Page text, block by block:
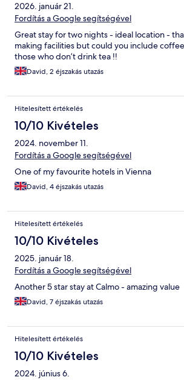
2026. január 21.
Fordítás a Google segítségével
Great stay for two nights - ideal location -
making facilities but could you include
those who don’t drink tea !!
David, 2 éjszakás utazás
Hitelesített értékelés
10/10 Kivételes
2024. november 11.
Fordítás a Google segítségével
One of my favourite hotels in Vienna
David, 4 éjszakás utazás
Hitelesített értékelés
10/10 Kivételes
2025. január 18.
Fordítás a Google segítségével
Another 5 star stay at Calmo - amazing value
David, 7 éjszakás utazás
Hitelesített értékelés
10/10 Kivételes
2024. június 6.